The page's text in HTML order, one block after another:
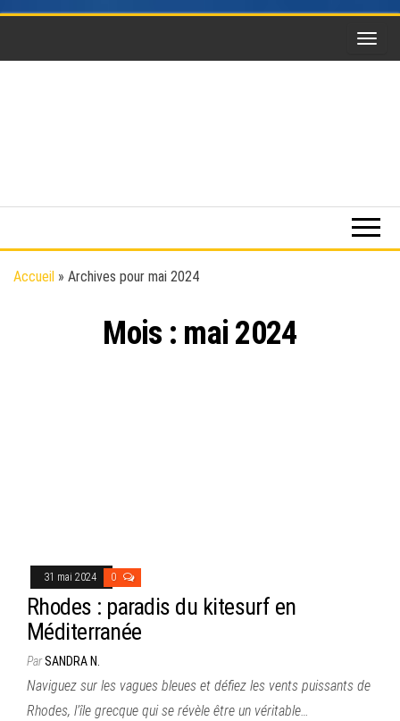
extrême,
Wingsuit
Accueil » Archives pour mai 2024
Mois : mai 2024
31 mai 2024 0
Rhodes : paradis du kitesurf en
Méditerranée
ParSANDRA N.
Naviguez sur les vagues bleues et défiez les vents puissants de
Rhodes, l’île grecque qui se révèle être un véritable…